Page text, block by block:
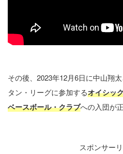
その後、2023年12月6日に中山翔
タン・リーグに参加するオイシッ
ベースボール・クラブへの入団が
スポンサー